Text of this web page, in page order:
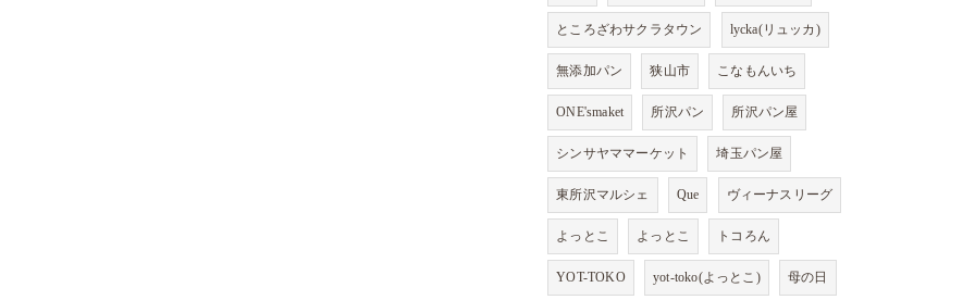
ところざわサクラタウン lycka(リュッカ)
無添加パン 狭山市 こなもんいち
ONE'smaket 所沢パン 所沢パン屋
シンサヤママーケット 埼玉パン屋
東所沢マルシェ Que ヴィーナスリーグ
よっとこ よっとこ トコろん
YOT-TOKO yot-toko(よっとこ) 母の日